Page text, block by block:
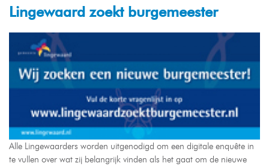
Lingewaard zoekt burgemeester
Alle Lingewaarders worden uitgenodigd om een digitale enquête in
te vullen over wat zij belangrijk vinden als het gaat om de nieuwe